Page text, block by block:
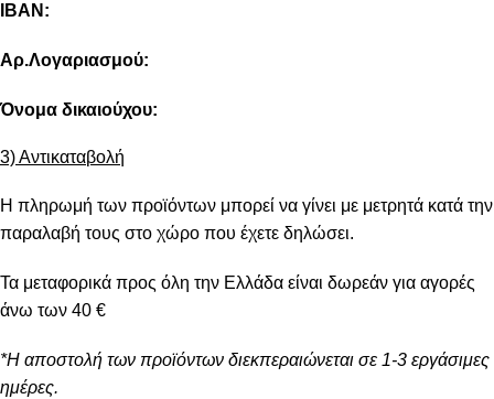
IBAN:
Αρ.Λογαριασμού:
Όνομα δικαιούχου:
3) Αντικαταβολή
Η πληρωμή των προϊόντων μπορεί να γίνει με μετρητά κατά την
παραλαβή τους στο χώρο που έχετε δηλώσει.
Τα μεταφορικά προς όλη την Ελλάδα είναι δωρεάν για αγορές
άνω των 40 €
*Η αποστολή των προϊόντων διεκπεραιώνεται σε 1-3 εργάσιμες
ημέρες.